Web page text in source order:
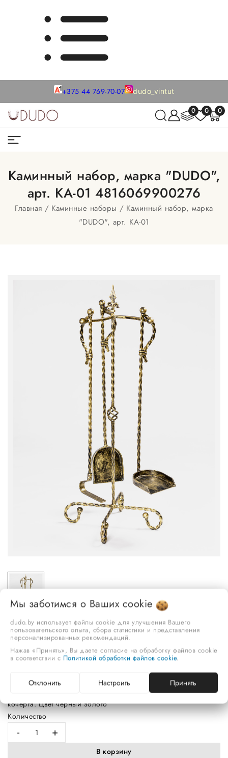
+375 44 769-70-07 dudo_vintut
0 0 0
Каминный набор, марка "DUDO",
арт. КА-01 4816069900276
Главная Каминные наборы
Каминный набор, марка
"DUDO", арт. КА-01
170,50 руб.
900х415х415; Подставка для каминного набора + 2 совка,
кочерга. Цвет черный золото
Количество
- +
В корзину
Мы заботимся о Ваших cookie
dudo.by использует файлы cookie для улучшения Вашего
пользовательского опыта, сбора статистики и представления
персонализированных рекомендаций.
Нажав «Принять», Вы даете согласие на обработку файлов cookie
в соответствии с Политикой обработки файлов cookie.
Отклонить Настроить Принять